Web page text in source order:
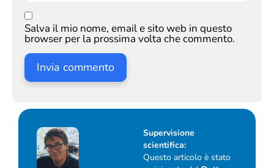
Salva il mio nome, email e sito web in questo
browser per la prossima volta che commento.
Supervisione
scientifica:
Questo articolo è stato